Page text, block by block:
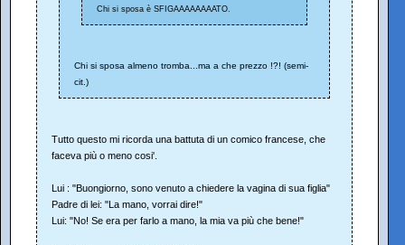
Chi si sposa è SFIGAAAAAAAATO.
Chi si sposa almeno tromba...ma a che prezzo !?! (semi-
cit.)
Tutto questo mi ricorda una battuta di un comico francese, che
faceva più o meno cosi'.
Lui : "Buongiorno, sono venuto a chiedere la vagina di sua figlia"
Padre di lei: "La mano, vorrai dire!"
Lui: "No! Se era per farlo a mano, la mia va più che bene!"